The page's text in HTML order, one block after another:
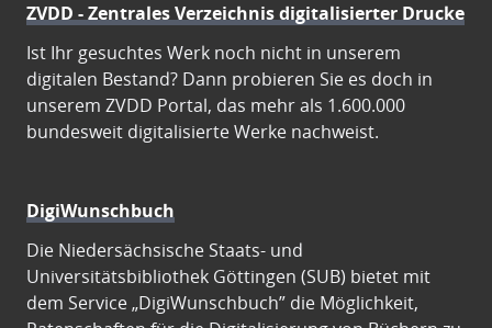
ZVDD - Zentrales Verzeichnis digitalisierter Drucke
Ist Ihr gesuchtes Werk noch nicht in unserem
digitalen Bestand? Dann probieren Sie es doch in
unserem ZVDD Portal, das mehr als 1.600.000
bundesweit digitalisierte Werke nachweist.
DigiWunschbuch
Die Niedersächsische Staats- und
Universitätsbibliothek Göttingen (SUB) bietet mit
dem Service „DigiWunschbuch” die Möglichkeit,